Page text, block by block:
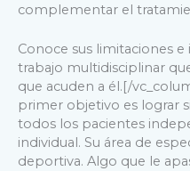
complementar el
Conoce sus limitaciones
trabajo multidisciplinar
que acuden a él.[/
primer objetivo es lograr
todos los pacientes
individual. Su área de
deportiva. Algo que le